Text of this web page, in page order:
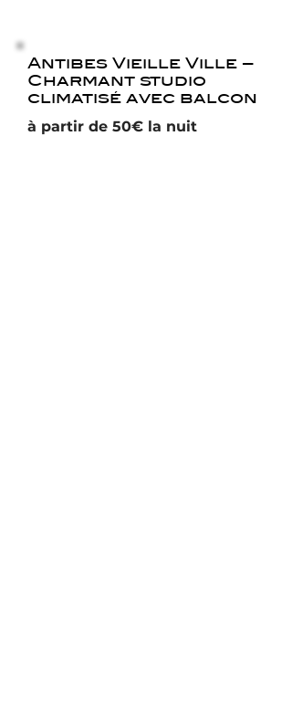
Antibes Vieille Ville –
Charmant studio
climatisé avec balcon
à partir de 50€ la nuit